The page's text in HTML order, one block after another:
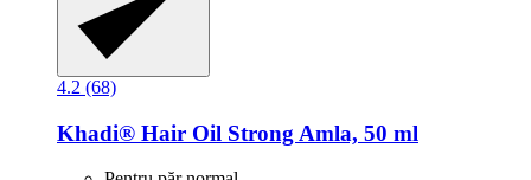
4.2 (68)
Khadi® Hair Oil Strong Amla, 50 ml